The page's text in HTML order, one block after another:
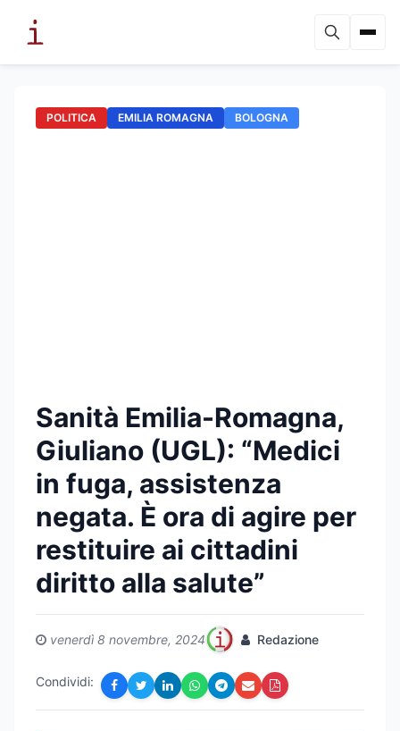
POLITICA EMILIA ROMAGNA BOLOGNA
Sanità Emilia-Romagna,
Giuliano (UGL): “Medici
in fuga, assistenza
negata. È ora di agire per
restituire ai cittadini
diritto alla salute”
venerdì 8 novembre, 2024 Redazione
Condividi: